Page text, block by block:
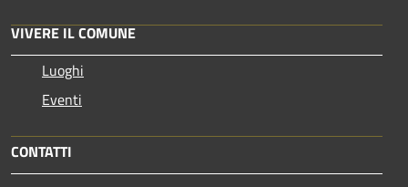
VIVERE IL COMUNE
Luoghi
Eventi
CONTATTI